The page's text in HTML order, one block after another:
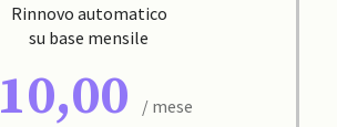
Rinnovo automatico
su base mensile
10,00 / mese